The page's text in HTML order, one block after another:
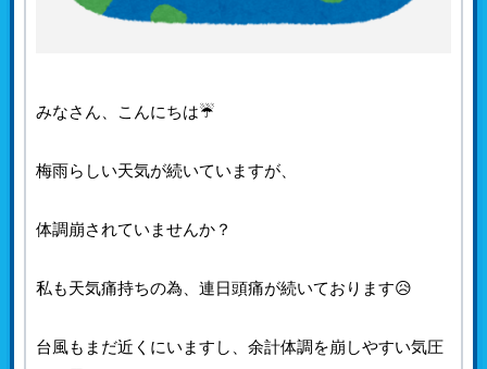
みなさん、こんにちは☔
梅雨らしい天気が続いていますが、
体調崩されていませんか？
私も天気痛持ちの為、連日頭痛が続いております😥
台風もまだ近くにいますし、余計体調を崩しやすい気圧